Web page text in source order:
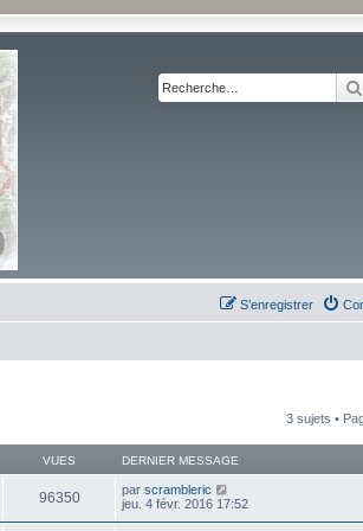
S’enregistrer
3 sujets •
VUES DERNIER MESSAGE
96350 par scrambleric
jeu. 4 févr. 2016 17:52